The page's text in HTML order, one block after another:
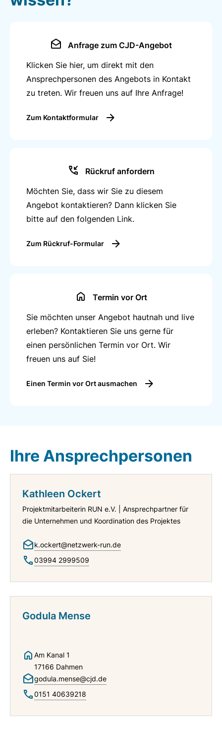
Anfrage zum CJD-Angebot
Klicken Sie hier, um direkt mit den
Ansprechpersonen des Angebots in Kontakt
zu treten. Wir freuen uns auf Ihre Anfrage!
Zum Kontaktformular
Rückruf anfordern
Möchten Sie, dass wir Sie zu diesem
Angebot kontaktieren? Dann klicken Sie
bitte auf den folgenden Link.
Zum Rückruf-Formular
Termin vor Ort
Sie möchten unser Angebot hautnah und live
erleben? Kontaktieren Sie uns gerne für
einen persönlichen Termin vor Ort. Wir
freuen uns auf Sie!
Einen Termin vor Ort ausmachen
Ihre Ansprechpersonen
Kathleen Ockert
Projektmitarbeiterin RUN e.V. | Ansprechpartner für
die Unternehmen und Koordination des Projektes
k.ockert@netzwerk-run.de
03994 2999509
Godula Mense
Am Kanal 1
17166 Dahmen
godula.mense@cjd.de
0151 40639218